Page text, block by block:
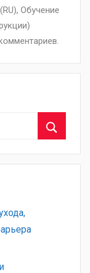
, Обучение